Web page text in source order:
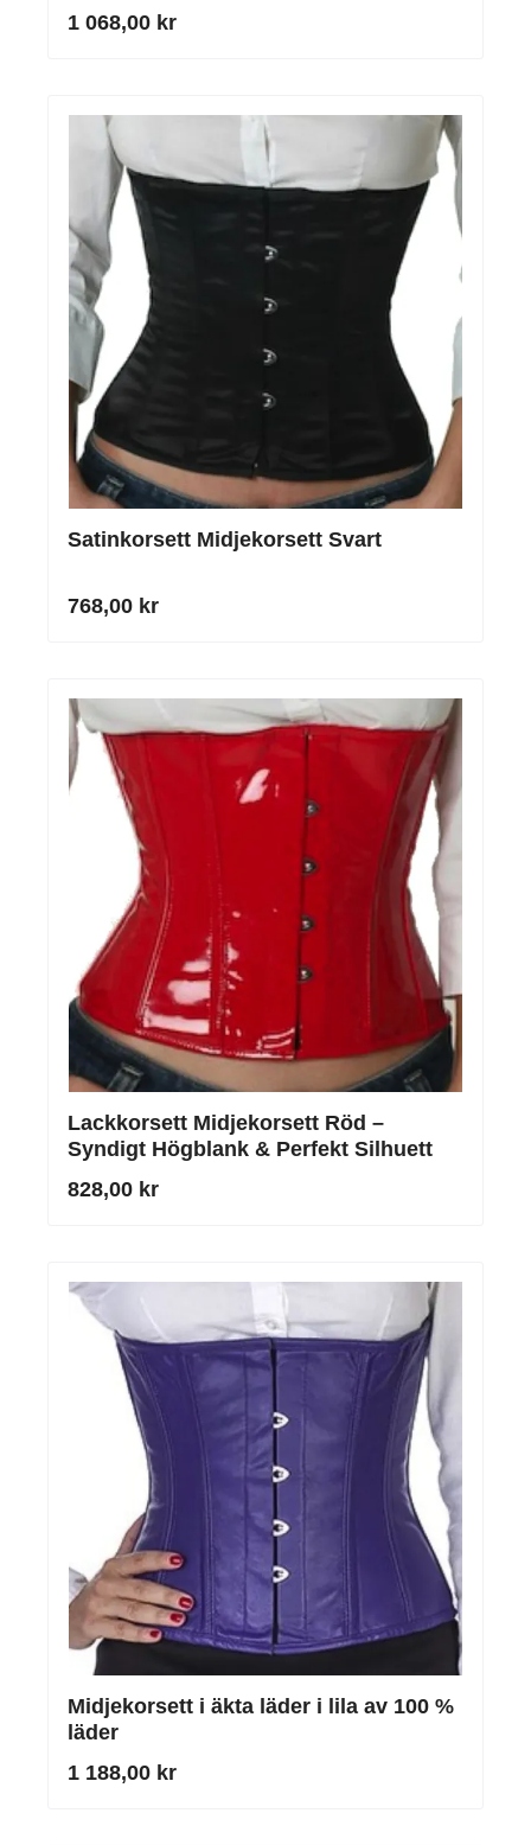
1 068,00 kr
Satinkorsett Midjekorsett Svart
768,00 kr
Lackkorsett Midjekorsett Röd –
Syndigt Högblank & Perfekt Silhuett
828,00 kr
Midjekorsett i äkta läder i lila av 100 %
läder
1 188,00 kr